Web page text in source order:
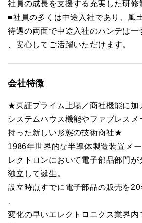
社員の成長を支援する充実した研修
■社員の多くは中途入社であり、風
待遇の両面で中途入社のハンデは一
、安心してご活躍いただけます。
会社特徴
★東証プライム上場／商社機能に加
システムハウス機能やファブレスメ
持った新しい形態の技術商社★
1986年世界的な半導体製造装置メ
レクトロンにおいて電子部品部門が
独立して誕生。
設立時点すでに電子部品の販売を20
変化の早いエレクトロニクス業界内